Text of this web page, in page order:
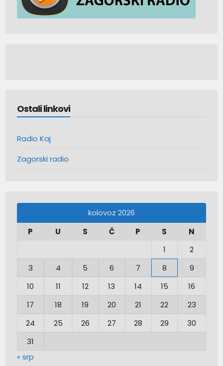
Ostali linkovi
Radio Kaj
Zagorski radio
kolovoz 2026
P
U S Č P S
N
1
2
3
4 5 6 7 8
9
10
11 12 13 14 15
16
17
18 19 20 21 22
23
24
25 26 27 28 29
30
31
« srp